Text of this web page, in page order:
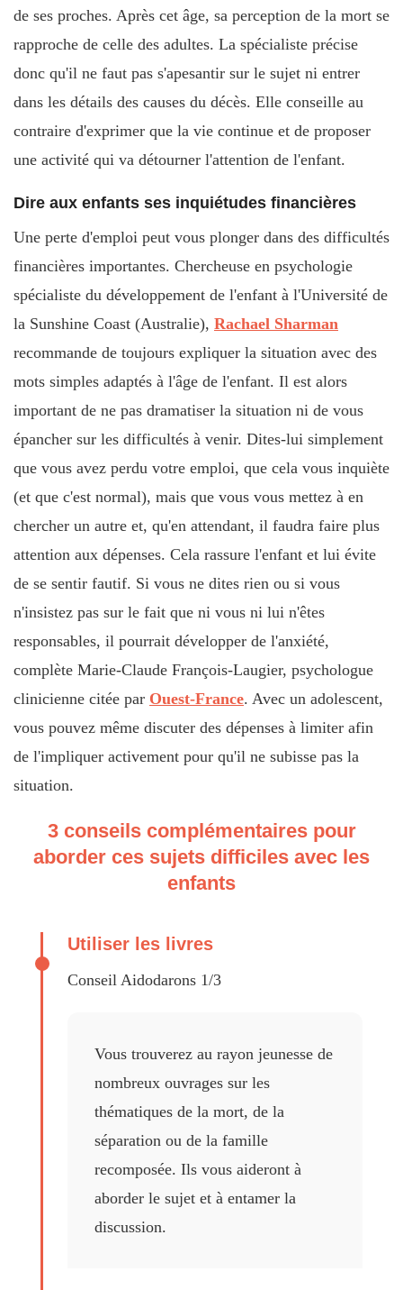
de ses proches. Après cet âge, sa perception de la mort se
rapproche de celle des adultes. La spécialiste précise
donc qu'il ne faut pas s'apesantir sur le sujet ni entrer
dans les détails des causes du décès. Elle conseille au
contraire d'exprimer que la vie continue et de proposer
une activité qui va détourner l'attention de l'enfant.
Dire aux enfants ses inquiétudes financières
Une perte d'emploi peut vous plonger dans des difficultés
financières importantes. Chercheuse en psychologie
spécialiste du développement de l'enfant à l'Université de
la Sunshine Coast (Australie), Rachael Sharman
recommande de toujours expliquer la situation avec des
mots simples adaptés à l'âge de l'enfant. Il est alors
important de ne pas dramatiser la situation ni de vous
épancher sur les difficultés à venir. Dites-lui simplement
que vous avez perdu votre emploi, que cela vous inquiète
(et que c'est normal), mais que vous vous mettez à en
chercher un autre et, qu'en attendant, il faudra faire plus
attention aux dépenses. Cela rassure l'enfant et lui évite
de se sentir fautif. Si vous ne dites rien ou si vous
n'insistez pas sur le fait que ni vous ni lui n'êtes
responsables, il pourrait développer de l'anxiété,
complète Marie-Claude François-Laugier, psychologue
clinicienne citée par Ouest-France. Avec un adolescent,
vous pouvez même discuter des dépenses à limiter afin
de l'impliquer activement pour qu'il ne subisse pas la
situation.
3 conseils complémentaires pour
aborder ces sujets difficiles avec les
enfants
Utiliser les livres
Conseil Aidodarons 1/3
Vous trouverez au rayon jeunesse de
nombreux ouvrages sur les
thématiques de la mort, de la
séparation ou de la famille
recomposée. Ils vous aideront à
aborder le sujet et à entamer la
discussion.